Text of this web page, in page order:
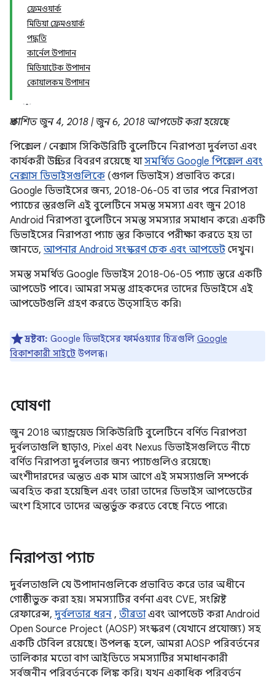
ফ্রেমওয়ার্ক
মিডিয়া ফ্রেমওয়ার্ক
পদ্ধতি
কার্নেল উপাদান
মিডিয়াটেক উপাদান
কোয়ালকম উপাদান
প্রকাশিত জুন 4, 2018 | জুন 6, 2018 আপডেট করা হয়েছে
পিক্সেল / নেক্সাস সিকিউরিটি বুলেটিনে নিরাপত্তা দুর্বলতা এবং
কার্যকরী উন্নতির বিবরণ রয়েছে যাসমর্থিত Google পিক্সেল এবং
নেক্সাস ডিভাইসগুলিকে (গুগল ডিভাইস) প্রভাবিত করে।
Google ডিভাইসের জন্য, 2018-06-05 বা তার পরে নিরাপত্তা
প্যাচের স্তরগুলি এই বুলেটিনে সমস্ত সমস্যা এবং জুন 2018
Android নিরাপত্তা বুলেটিনে সমস্ত সমস্যার সমাধান করে৷ একটি
ডিভাইসের নিরাপত্তা প্যাচ স্তর কিভাবে পরীক্ষা করতে হয় তা
জানতে, আপনার Android সংস্করণ চেক এবং আপডেট দেখুন।
সমস্ত সমর্থিত Google ডিভাইস 2018-06-05 প্যাচ স্তরে একটি
আপডেট পাবে। আমরা সমস্ত গ্রাহকদের তাদের ডিভাইসে এই
আপডেটগুলি গ্রহণ করতে উত্সাহিত করি৷
দ্রষ্টব্য: Google ডিভাইসের ফার্মওয়্যার চিত্রগুলি Google
বিকাশকারী সাইটে উপলব্ধ।
ঘোষণা
জুন 2018 অ্যান্ড্রয়েড সিকিউরিটি বুলেটিনে বর্ণিত নিরাপত্তা
দুর্বলতাগুলি ছাড়াও, Pixel এবং Nexus ডিভাইসগুলিতে নীচে
বর্ণিত নিরাপত্তা দুর্বলতার জন্য প্যাচগুলিও রয়েছে৷
অংশীদারদের অন্তত এক মাস আগে এই সমস্যাগুলি সম্পর্কে
অবহিত করা হয়েছিল এবং তারা তাদের ডিভাইস আপডেটের
অংশ হিসাবে তাদের অন্তর্ভুক্ত করতে বেছে নিতে পারে৷
নিরাপত্তা প্যাচ
দুর্বলতাগুলি যে উপাদানগুলিকে প্রভাবিত করে তার অধীনে
গোষ্ঠীভুক্ত করা হয়। সমস্যাটির বর্ণনা এবং CVE, সংশ্লিষ্ট
রেফারেন্স, দুর্বলতার ধরন , তীব্রতাএবং আপডেট করা Android
Open Source Project (AOSP) সংস্করণ (যেখানে প্রযোজ্য) সহ
একটি টেবিল রয়েছে। উপলব্ধ হলে, আমরা AOSP পরিবর্তনের
তালিকার মতো বাগ আইডিতে সমস্যাটির সমাধানকারী
সর্বজনীন পরিবর্তনকে লিঙ্ক করি। যখন একাধিক পরিবর্তন